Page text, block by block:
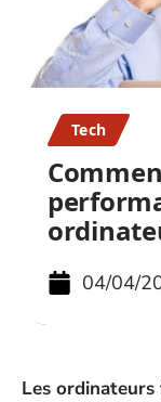
Tech
04/04/
Les